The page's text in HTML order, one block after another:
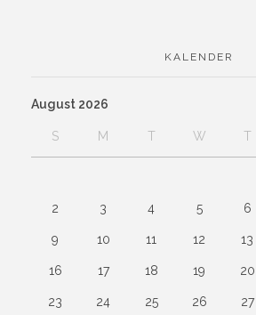
KALENDER
August 2026
S M T W T
2 3 4 5 6
9 10 11 12 13
16 17 18 19 20
23 24 25 26 27